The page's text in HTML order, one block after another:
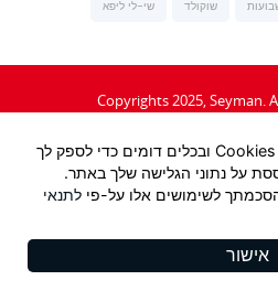
שוקולד שי-לי ליפא
Copyrights 2025, Seyman.
מדיניות פרטיות
Design: / Tzeela
באתר זה נעשה שימוש בקבצי Cookies ובכלים דומים כדי לספק לך
על נתוני הגלישה שלך באתר.
לשימושים אלו על-פי לתנאי
אישור